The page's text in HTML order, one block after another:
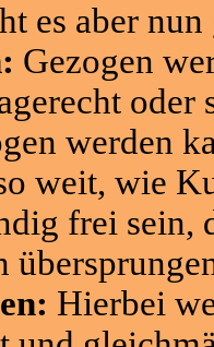
es aber nun
Gezogen
oder
werden
weit, wie
frei sein,
Hierbei